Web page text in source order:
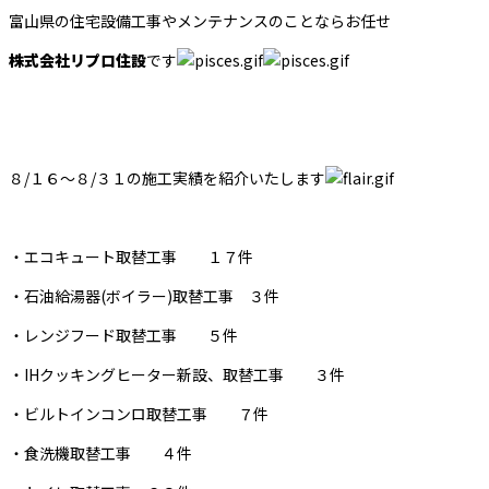
富山県の住宅設備工事やメンテナンスのことならお任せ
株式会社リプロ住設です
８/１６～８/３１の施工実績を紹介いたします
・エコキュート取替工事 １７件
・石油給湯器(ボイラー)取替工事 ３件
・レンジフード取替工事 ５件
・IHクッキングヒーター新設、取替工事 ３件
・ビルトインコンロ取替工事 ７件
・食洗機取替工事 ４件